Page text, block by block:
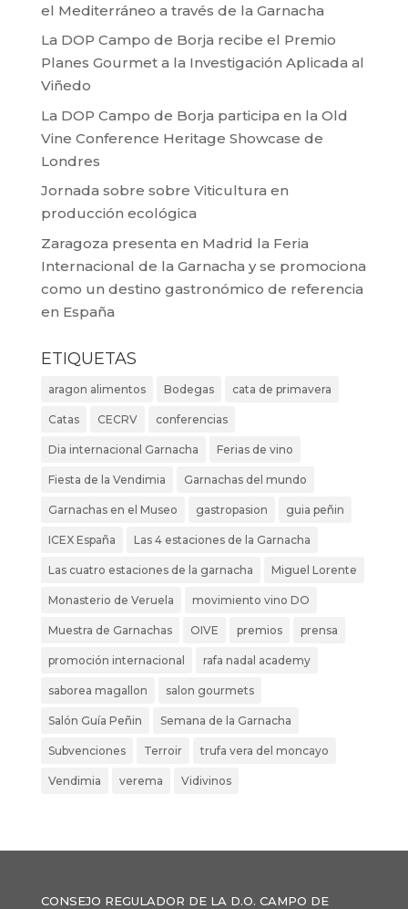
el Mediterráneo a través de la Garnacha
La DOP Campo de Borja recibe el Premio
Planes Gourmet a la Investigación Aplicada al
Viñedo
La DOP Campo de Borja participa en la Old
Vine Conference Heritage Showcase de
Londres
Jornada sobre sobre Viticultura en
producción ecológica
Zaragoza presenta en Madrid la Feria
Internacional de la Garnacha y se promociona
como un destino gastronómico de referencia
en España
ETIQUETAS
aragon alimentos Bodegas cata de primavera
Catas CECRV conferencias
Dia internacional Garnacha Ferias de vino
Fiesta de la Vendimia Garnachas del mundo
Garnachas en el Museo gastropasion guia peñin
ICEX España Las 4 estaciones de la Garnacha
Las cuatro estaciones de la garnacha Miguel Lorente
Monasterio de Veruela movimiento vino DO
Muestra de Garnachas OIVE premios prensa
promoción internacional rafa nadal academy
saborea magallon salon gourmets
Salón Guía Peñin Semana de la Garnacha
Subvenciones Terroir trufa vera del moncayo
Vendimia verema Vidivinos
CONSEJO REGULADOR DE LA D.O. CAMPO DE